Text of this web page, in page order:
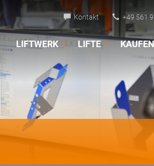
Kontakt +49 561
LIFTWERK LIFTE KAUFEN